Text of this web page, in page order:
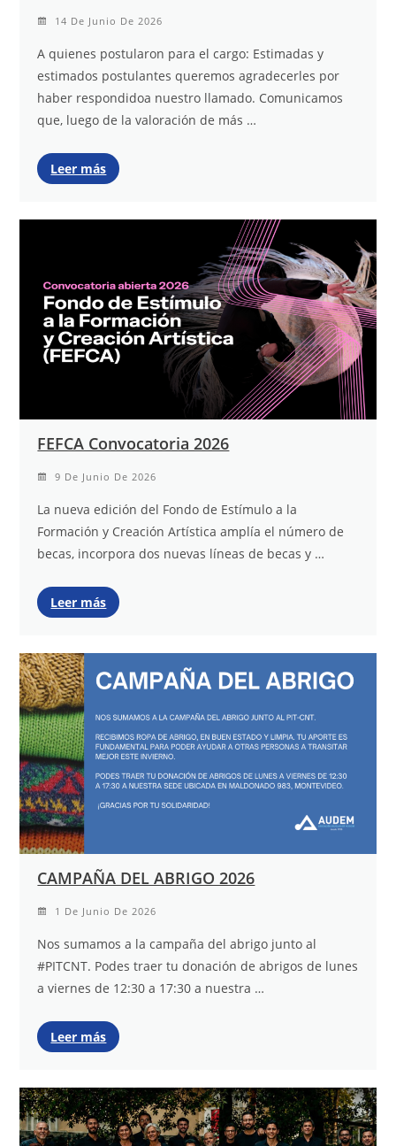
14 De Junio De 2026
A quienes postularon para el cargo: Estimadas y
estimados postulantes queremos agradecerles por
haber respondidoa nuestro llamado. Comunicamos
que, luego de la valoración de más …
Leer más
FEFCA Convocatoria 2026
9 De Junio De 2026
La nueva edición del Fondo de Estímulo a la
Formación y Creación Artística amplía el número de
becas, incorpora dos nuevas líneas de becas y …
Leer más
CAMPAÑA DEL ABRIGO 2026
1 De Junio De 2026
Nos sumamos a la campaña del abrigo junto al
#PITCNT. Podes traer tu donación de abrigos de lunes
a viernes de 12:30 a 17:30 a nuestra …
Leer más